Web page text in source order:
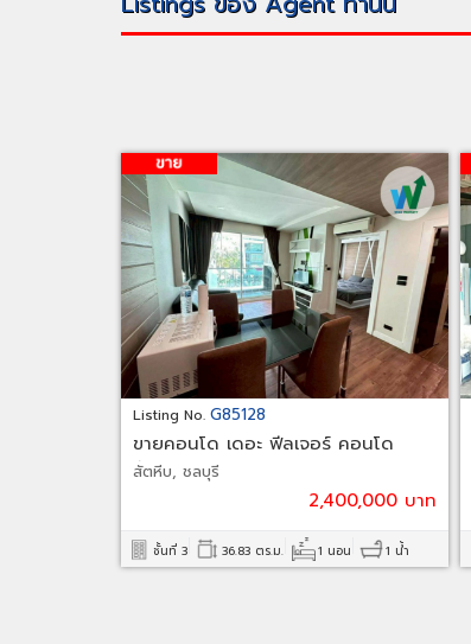
Listing No. G85128
ขายคอนโด เดอะ ฟีลเจอร์ คอนโด
พัทยา
สัตหีบ, ชลบุรี
2,400,000 บาท
ชั้นที่ 3 36.83 ตร.ม. 1 นอน 1 น้ำ